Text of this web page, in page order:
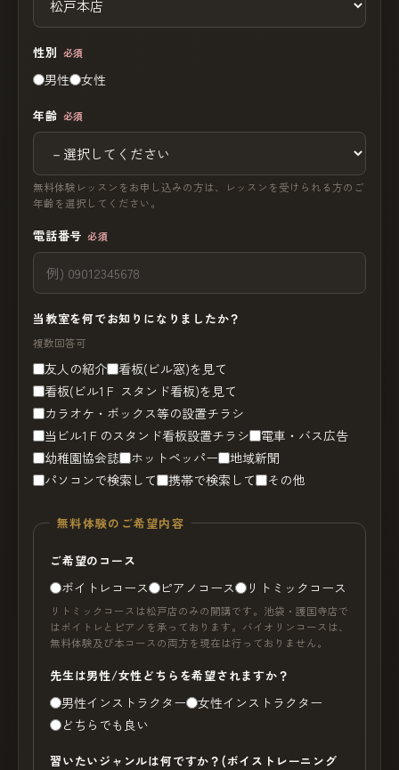
性別 必須
男性 女性
年齢 必須
無料体験レッスンをお申し込みの方は、レッスンを受けられる方のご
年齢を選択してください。
電話番号 必須
当教室を何でお知りになりましたか？
複数回答可
友人の紹介
看板(ビル窓)を見て
看板(ビル1Ｆ スタンド看板)を見て
カラオケ・ボックス等の設置チラシ
当ビル1Ｆのスタンド看板設置チラシ
電車・バス広告
幼稚園協会誌
ホットペッパー
地域新聞
パソコンで検索して
携帯で検索して その他
無料体験のご希望内容
ご希望のコース
ボイトレコース ピアノコース リトミックコース
リトミックコースは松戸店のみの開講です。池袋・護国寺店で
はボイトレとピアノを承っております。バイオリンコースは、
無料体験及び本コースの両方を現在は行っておりません。
先生は男性/女性どちらを希望されますか？
男性インストラクター
女性インストラクター
どちらでも良い
習いたいジャンルは何ですか？(ボイストレーニング